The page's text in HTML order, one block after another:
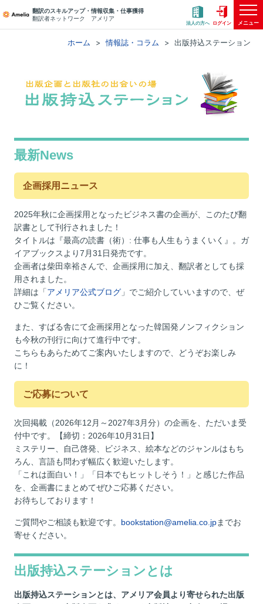
翻訳のスキルアップ・情報収集・仕事獲得
翻訳者ネットワーク アメリア
法人の方へ ログイン メニュー
ホーム 情報誌・コラム 出版持込ステーション
最新News
企画採用ニュース
2025年秋に企画採用となったビジネス書の企画が、このたび翻
訳書として刊行されました！
タイトルは『最高の読書（術）: 仕事も人生もうまくいく』。ガ
イアブックスより7月31日発売です。
企画者は柴田幸裕さんで、企画採用に加え、翻訳者としても採
用されました。
詳細は「アメリア公式ブログ」でご紹介していいますので、ぜ
ひご覧ください。
また、すばる舎にて企画採用となった韓国発ノンフィクション
も今秋の刊行に向けて進行中です。
こちらもあらためてご案内いたしますので、どうぞお楽しみ
に！
ご応募について
次回掲載（2026年12月～2027年3月分）の企画を、ただいま受
付中です。【締切：2026年10月31日】
ミステリー、自己啓発、ビジネス、絵本などのジャンルはもち
ろん、言語も問わず幅広く歓迎いたします。
「これは面白い！」「日本でもヒットしそう！」と感じた作品
を、企画書にまとめてぜひご応募ください。
お待ちしております！
ご質問やご相談も歓迎です。 bookstation@amelia.co.jpまでお
寄せください。
出版持込ステーションとは
出版持込ステーションとは、アメリア会員より寄せられた出版